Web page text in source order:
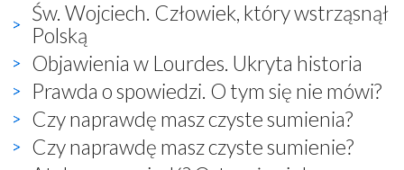
Św. Wojciech. Człowiek, który wstrząsnął
Polską
Objawienia w Lourdes. Ukryta historia
Prawda o spowiedzi. O tym się nie mówi?
Czy naprawdę masz czyste sumienia?
Czy naprawdę masz czyste sumienie?